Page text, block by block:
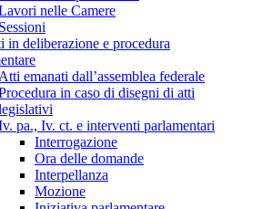
nelle Camere
Sessioni
in deliberazione e procedura
emanati dall’assemblea federale
in caso di disegni di atti
pa., Iv. ct. e interventi parlamentari
Interrogazione
Ora delle domande
Interpellanza
Mozione